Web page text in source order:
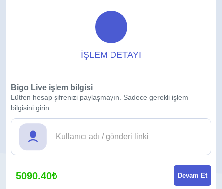
İŞLEM DETAYI
Bigo Live işlem bilgisi
Lütfen hesap şifrenizi paylaşmayın. Sadece gerekli işlem
bilgisini girin.
5090.40₺ Devam Et